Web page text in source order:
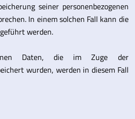
seiner personenbezogenen
In einem solchen Fall kann die
werden.
Daten, die im Zuge der
wurden, werden in diesem Fall